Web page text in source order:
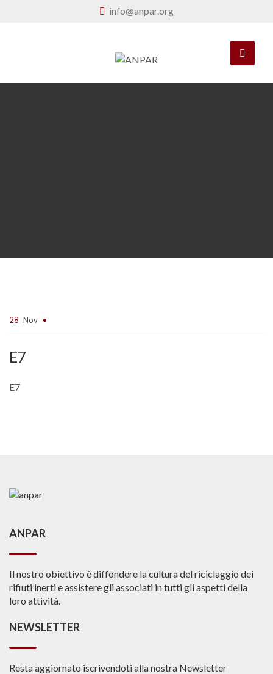
info@anpar.org
28 Nov
E7
E7
ANPAR
Il nostro obiettivo è diffondere la cultura del riciclaggio dei
rifiuti inerti e assistere gli associati in tutti gli aspetti della
loro attività.
NEWSLETTER
Resta aggiornato iscrivendoti alla nostra Newsletter